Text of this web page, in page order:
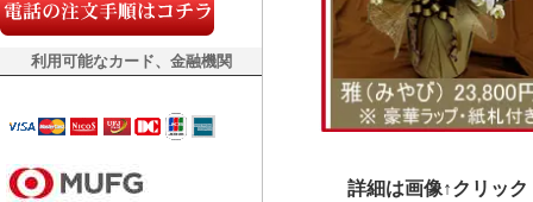
利用可能なカード、金融機関
詳細は画像↑クリック